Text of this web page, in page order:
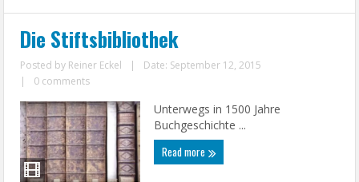
Die Stiftsbibliothek
Posted by Reiner Eckel |
Date: September 12, 2015
|
0 comments
Unterwegs in 1500 Jahre
Buchgeschichte ...
Read more